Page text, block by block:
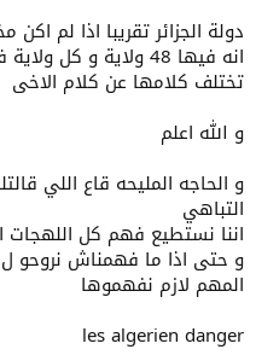
دولة الجزائر تقريبا اذا لم
انه فيها 48 ولاية و
تختلف كلامها عن كلام الاخى
و الله اعلم
و الحاجه المليحه قاع اللي
التباهي
اننا نستطيع فهم كل اللهجات
و حتى اذا ما فهمناش نروحو ل traduction
المهم لازم نفهموها
les algerien danger